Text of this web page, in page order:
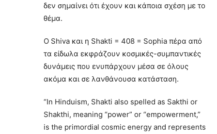
δεν σημαίνει ότι έχουν και κάποια σχέση με το
θέμα.
O Shiva και η Shakti = 408 = Sophia πέρα από
τα είδωλα εκφράζουν κοσμικές-συμπαντικές
δυνάμεις που ενυπάρχουν μέσα σε όλους
ακόμα και σε λανθάνουσα κατάσταση.
“In Hinduism, Shakti also spelled as Sakthi or
Shakthi, meaning “power” or “empowerment,”
is the primordial cosmic energy and represents